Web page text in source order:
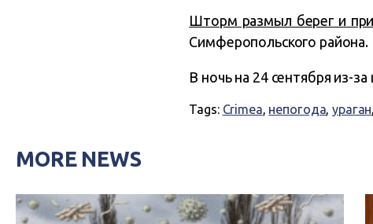
Шторм размыл берег и
Симферопольского района.
В ночь на 24 сентября из-
Tags: Crimea, непогода,ураган,
MORE NEWS